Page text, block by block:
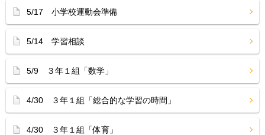
5/17 小学校運動会準備
5/14 学習相談
5/9 ３年１組「数学」
4/30 ３年１組「総合的な学習の時間」
4/30 ３年１組「体育」